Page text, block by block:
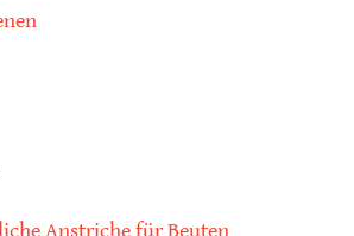
Anstriche für Beuten